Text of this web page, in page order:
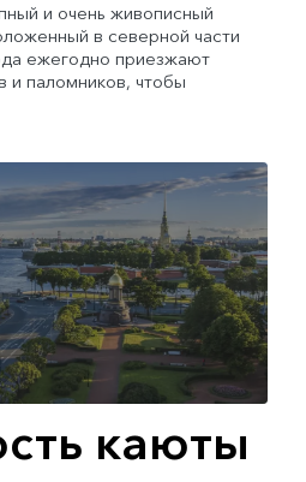
и очень живописный
в северной части
ежегодно приезжают
и паломников, чтобы
увидеть невероятную
— концепция круизных
несравненной речной
сезона. На теплоходах
сентября начнут появляться
осеннего декора,
экскурсии и сезонное
гастрономической
Ощутитеочарование
!
каюты